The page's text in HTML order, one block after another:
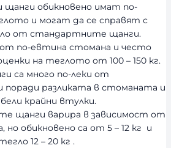
щанги обикновено имат по-
и могат да се справят с
от стандартните щанги.
по-евтина стомана и често
на теглото от 100 – 150 кг.
са много по-леки от
поради разликата в стоманата и
крайни втулки.
щанги варира в зависимост от
но обикновено са от 5 – 12 кг и
12 – 20 кг .